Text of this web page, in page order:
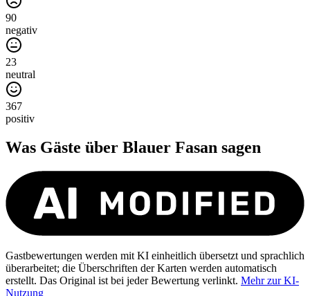
90
negativ
23
neutral
367
positiv
Was Gäste über Blauer Fasan sagen
Gastbewertungen werden mit KI einheitlich übersetzt und sprachlich
überarbeitet; die Überschriften der Karten werden automatisch
erstellt. Das Original ist bei jeder Bewertung verlinkt. Mehr zur KI-
Nutzung